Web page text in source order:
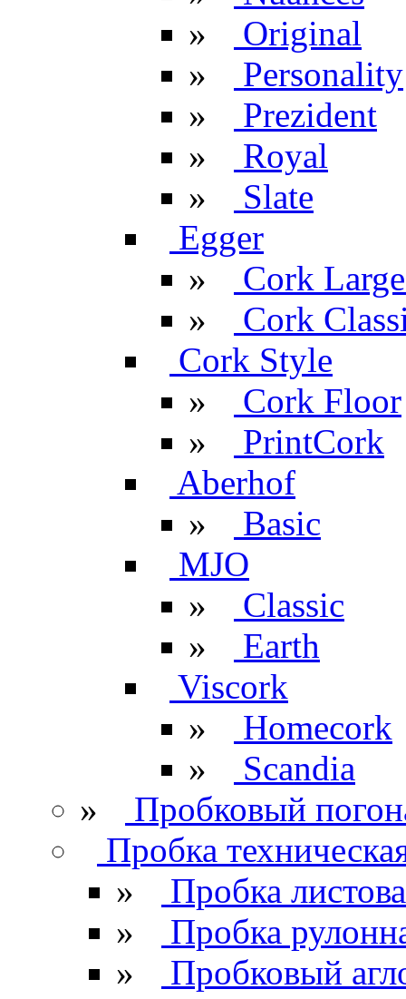
»
Original
»
Personality
»
Prezident
»
Royal
»
Slate
Egger
»
Cork
»
Cork
Cork Style
»
Cork Floor
»
PrintCork
Aberhof
»
Basic
MJO
»
Classic
»
Earth
Viscork
»
Homecork
»
Scandia
»
Пробковый
Пробка
»
Пробка
»
Пробка
»
Пробковый